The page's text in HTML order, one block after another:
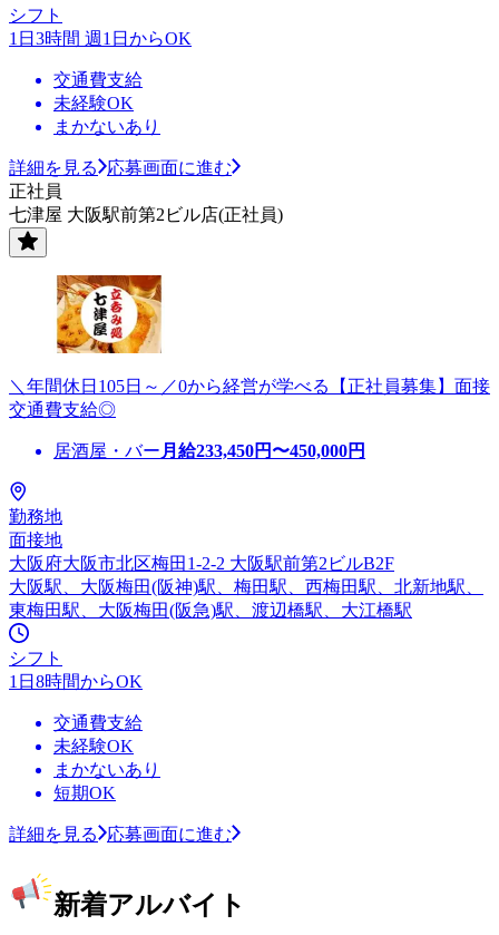
シフト
1日3時間 週1日からOK
交通費支給
未経験OK
まかないあり
詳細を見る
応募画面に進む
正社員
七津屋 大阪駅前第2ビル店(正社員)
＼年間休日105日～／0から経営が学べる【正社員募集】面接
交通費支給◎
居酒屋・バー 月給233,450円〜450,000円
勤務地
面接地
大阪府大阪市北区梅田1-2-2 大阪駅前第2ビルB2F
大阪駅、大阪梅田(阪神)駅、梅田駅、西梅田駅、北新地駅、
東梅田駅、大阪梅田(阪急)駅、渡辺橋駅、大江橋駅
シフト
1日8時間からOK
交通費支給
未経験OK
まかないあり
短期OK
詳細を見る 応募画面に進む
新着アルバイト